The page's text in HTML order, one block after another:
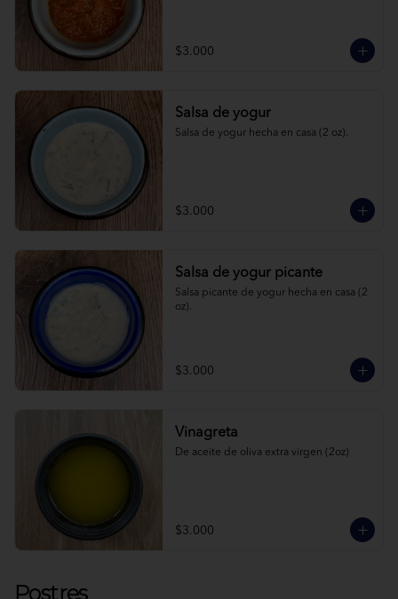
$3.000
Salsa de yogur
Salsa de yogur hecha en casa (2 oz).
$3.000
Salsa de yogur picante
Salsa picante de yogur hecha en casa (2
oz).
$3.000
Vinagreta
De aceite de oliva extra virgen (2oz)
$3.000
Postres